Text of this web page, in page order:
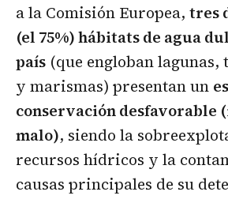
a la Comisión Europea, tres
(el 75%) hábitats de agua
país (que engloban lagunas,
y marismas) presentan un
conservación desfavorable
malo), siendo la
recursos hídricos y la
causas principales de su